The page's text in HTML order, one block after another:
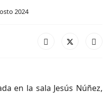
2024
en la sala Jesús Núñez,